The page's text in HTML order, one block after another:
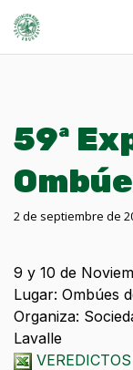
59ª
2 de septiembre de
9 y 10 de
Lugar: Ombúes
Organiza:
Lavalle